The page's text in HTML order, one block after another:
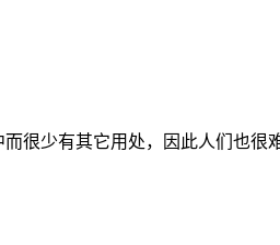
很少有其它用处，因此人们也